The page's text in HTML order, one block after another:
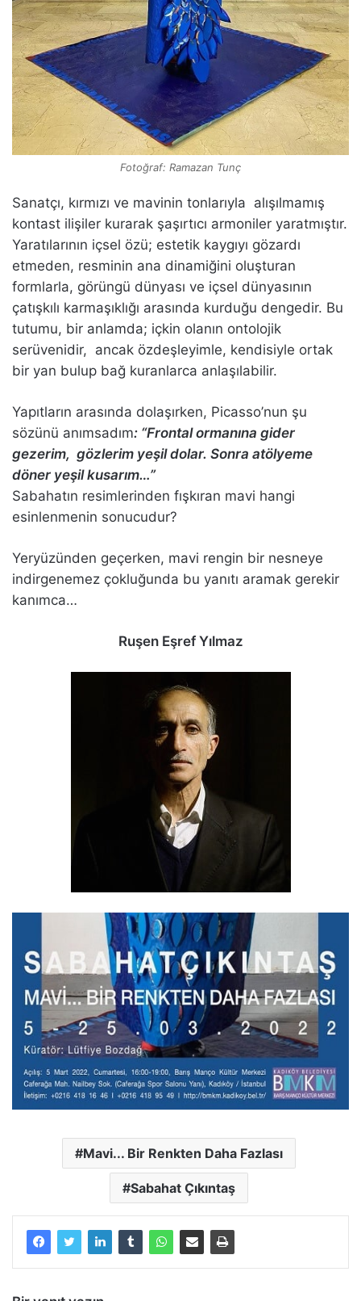
Fotoğraf: Ramazan Tunç
Sanatçı, kırmızı ve mavinin tonlarıyla alışılmamış
kontast ilişiler kurarak şaşırtıcı armoniler yaratmıştır.
Yaratılarının içsel özü; estetik kaygıyı gözardı
etmeden, resminin ana dinamiğini oluşturan
formlarla, görüngü dünyası ve içsel dünyasının
çatışkılı karmaşıklığı arasında kurduğu dengedir. Bu
tutumu, bir anlamda; içkin olanın ontolojik
serüvenidir, ancak özdeşleyimle, kendisiyle ortak
bir yan bulup bağ kuranlarca anlaşılabilir.
Yapıtların arasında dolaşırken, Picasso’nun şu
sözünü anımsadım: “Frontal ormanına gider
gezerim, gözlerim yeşil dolar. Sonra atölyeme
döner yeşil kusarım…”
Sabahatın resimlerinden fışkıran mavi hangi
esinlenmenin sonucudur?
Yeryüzünden geçerken, mavi rengin bir nesneye
indirgenemez çokluğunda bu yanıtı aramak gerekir
kanımca…
Ruşen Eşref Yılmaz
Mavi... Bir Renkten Daha Fazlası
Sabahat Çıkıntaş